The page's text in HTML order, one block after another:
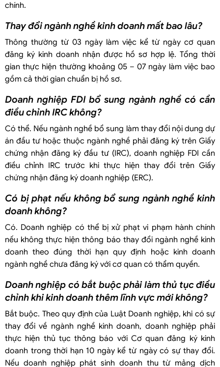
chính.
Thay đổi ngành nghề kinh doanh mất bao lâu?
Thông thường từ 03 ngày làm việc kể từ ngày cơ quan
đăng ký kinh doanh nhận được hồ sơ hợp lệ. Tổng thời
gian thực hiện thường khoảng 05 – 07 ngày làm việc bao
gồm cả thời gian chuẩn bị hồ sơ.
Doanh nghiệp FDI bổ sung ngành nghề có cần
điều chỉnh IRC không?
Có thể. Nếu ngành nghề bổ sung làm thay đổi nội dung dự
án đầu tư hoặc thuộc ngành nghề phải đăng ký trên Giấy
chứng nhận đăng ký đầu tư (IRC), doanh nghiệp FDI cần
điều chỉnh IRC trước khi thực hiện thay đổi trên Giấy
chứng nhận đăng ký doanh nghiệp (ERC).
Có bị phạt nếu không bổ sung ngành nghề kinh
doanh không?
Có. Doanh nghiệp có thể bị xử phạt vi phạm hành chính
nếu không thực hiện thông báo thay đổi ngành nghề kinh
doanh theo đúng thời hạn quy định hoặc kinh doanh
ngành nghề chưa đăng ký với cơ quan có thẩm quyền.
Doanh nghiệp có bắt buộc phải làm thủ tục điều
chỉnh khi kinh doanh thêm lĩnh vực mới không?
Bắt buộc. Theo quy định của Luật Doanh nghiệp, khi có sự
thay đổi về ngành nghề kinh doanh, doanh nghiệp phải
thực hiện thủ tục thông báo với Cơ quan đăng ký kinh
doanh trong thời hạn 10 ngày kể từ ngày có sự thay đổi.
Nếu doanh nghiệp phát sinh doanh thu từ mảng dịch